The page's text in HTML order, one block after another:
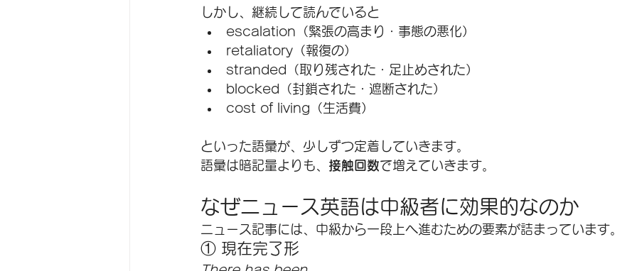
しかし、継続して読んでいると
escalation（緊張の高まり・事態の悪化）
retaliatory（報復の）
stranded（取り残された・足止めされた）
blocked（封鎖された・遮断された）
cost of living（生活費）
といった語彙が、少しずつ定着していきます。
語彙は暗記量よりも、 接触回数で増えていきます。
なぜニュース英語は中級者に効果的なのか
ニュース記事には、中級から一段上へ進むための要素が詰まっています。
① 現在完了形